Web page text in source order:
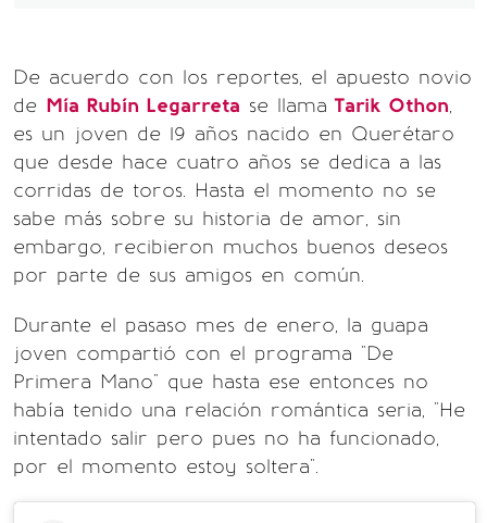
De acuerdo con los reportes, el apuesto novio
de Mía Rubín Legarreta se llama Tarik Othon,
es un joven de 19 años nacido en Querétaro
que desde hace cuatro años se dedica a las
corridas de toros. Hasta el momento no se
sabe más sobre su historia de amor, sin
embargo, recibieron muchos buenos deseos
por parte de sus amigos en común.
Durante el pasaso mes de enero, la guapa
joven compartió con el programa "De
Primera Mano" que hasta ese entonces no
había tenido una relación romántica seria, "He
intentado salir pero pues no ha funcionado,
por el momento estoy soltera".